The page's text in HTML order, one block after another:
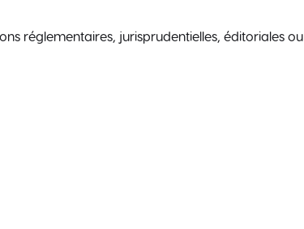
réglementaires, jurisprudentielles, éditoriales ou